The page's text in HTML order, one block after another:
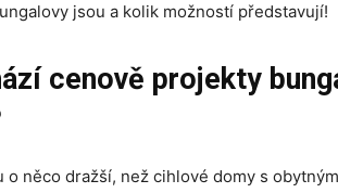
jsou a kolik možností představují!
cenově projekty
o něco dražší, než cihlové domy s